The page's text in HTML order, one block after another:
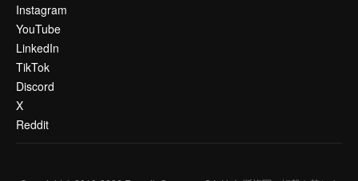
Instagram
YouTube
LinkedIn
TikTok
Discord
X
Reddit